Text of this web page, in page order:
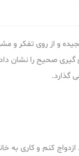
و از روی تفکر و
صحیح را نشان
گذارد.
کنم و کاری به